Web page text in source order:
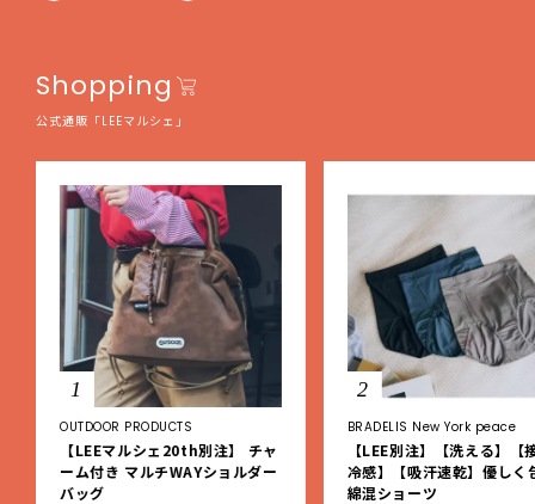
Shopping
公式通販「LEEマルシェ」
1
OUTDOOR PRODUCTS
【LEEマルシェ20th別注】 チャ
ーム付き マルチWAYショルダー
バッグ
2
BRADELIS New York peace
【LEE別注】【洗える】【
冷感】【吸汗速乾】優しく
綿混ショーツ